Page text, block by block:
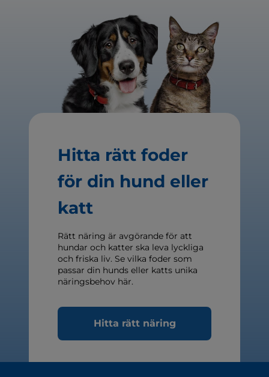
Hitta rätt foder
för din hund eller
katt
Rätt näring är avgörande för att
hundar och katter ska leva lyckliga
och friska liv. Se vilka foder som
passar din hunds eller katts unika
näringsbehov här.
Hitta rätt näring